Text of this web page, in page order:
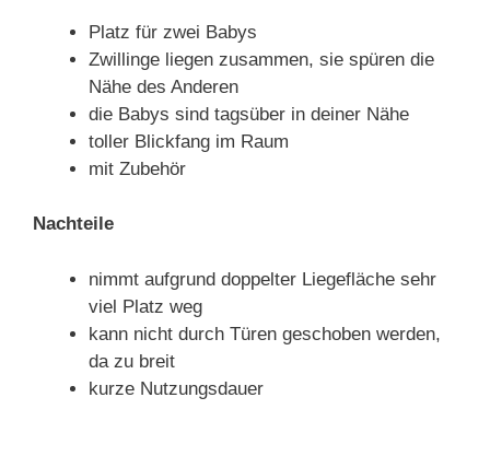
Platz für zwei Babys
Zwillinge liegen zusammen, sie spüren die
Nähe des Anderen
die Babys sind tagsüber in deiner Nähe
toller Blickfang im Raum
mit Zubehör
Nachteile
nimmt aufgrund doppelter Liegefläche sehr
viel Platz weg
kann nicht durch Türen geschoben werden,
da zu breit
kurze Nutzungsdauer